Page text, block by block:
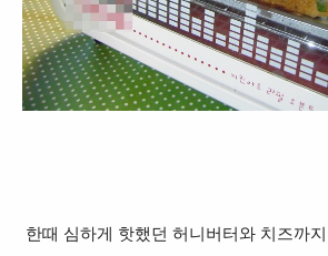
한때 심하게 핫했던 허니버터와 치즈까